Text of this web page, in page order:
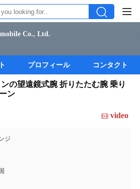
Co., Ltd.
プロフィール コンタクト
の望遠鏡式腕 折りたたむ腕 乗り
ン
video
ジ